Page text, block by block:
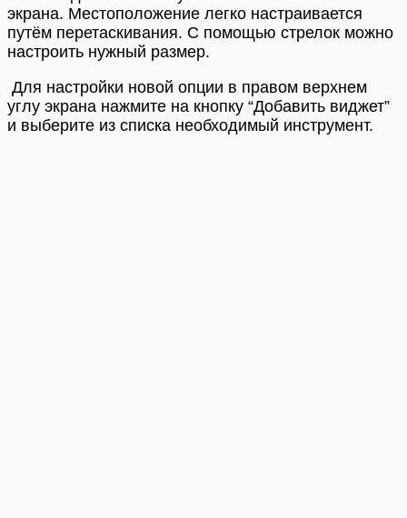
экрана. Местоположение легко настраивается
путём перетаскивания. C помощью стрелок можно
настроить нужный размер.
Для настройки новой опции в правом верхнем
углу экрана нажмите на кнопку “Добавить виджет”
и выберите из списка необходимый инструмент.